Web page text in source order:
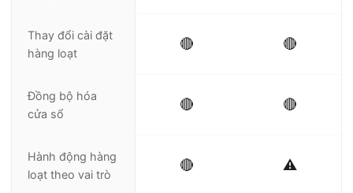
Thay đổi cài đặt
hàng loạt
🔴 🔴
Đồng bộ hóa
cửa sổ
🔴 🔴
Hành động hàng
loạt theo vai trò
🔴 ⚠️